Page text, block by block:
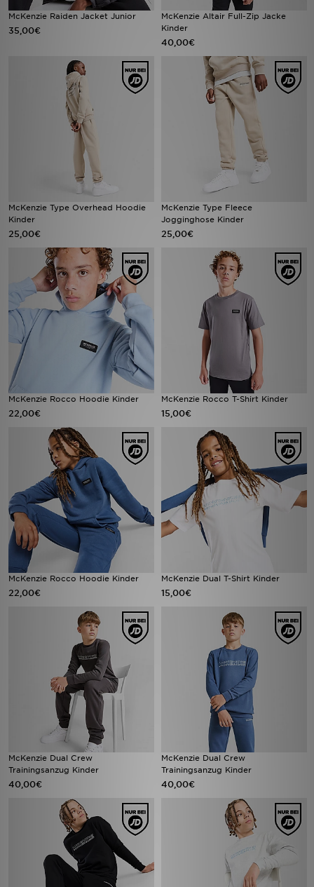
McKenzie Raiden Jacket Junior
35,00€
McKenzie Altair Full-Zip Jacke
Kinder
40,00€
McKenzie Type Overhead Hoodie
Kinder
25,00€
McKenzie Type Fleece
Jogginghose Kinder
25,00€
McKenzie Rocco Hoodie Kinder
22,00€
McKenzie Rocco T-Shirt Kinder
15,00€
McKenzie Rocco Hoodie Kinder
22,00€
McKenzie Dual T-Shirt Kinder
15,00€
McKenzie Dual Crew
Trainingsanzug Kinder
40,00€
McKenzie Dual Crew
Trainingsanzug Kinder
40,00€